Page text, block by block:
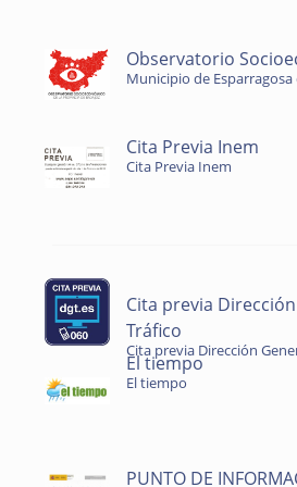
Observatorio
Municipio de Esparragosa
Cita Previa Inem
Cita Previa Inem
Cita previa
Tráfico
Cita previa Dirección
El tiempo
El tiempo
PUNTO DE